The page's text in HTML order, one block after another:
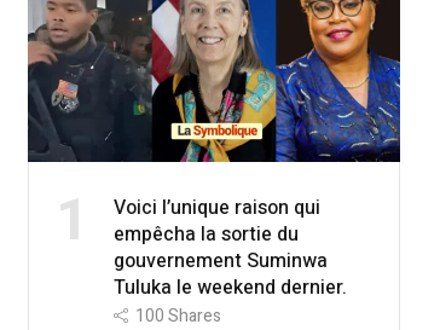
1
Voici l’unique raison qui
empêcha la sortie du
gouvernement Suminwa
Tuluka le weekend dernier.
100Shares